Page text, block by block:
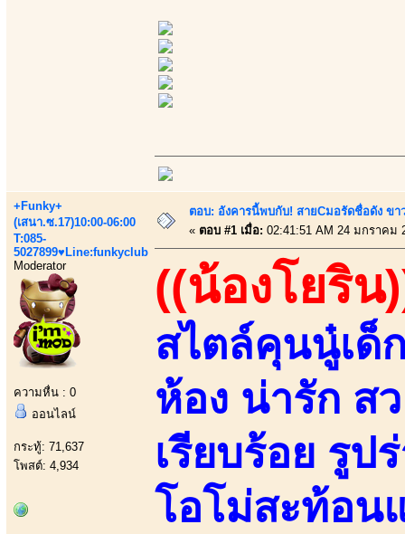
+Funky+
(เสนา.ซ.17)10:00-06:00
T:085-
5027899♥Line:funkyclub
Moderator
ความหื่น : 0
ออนไลน์
กระทู้: 71,637
โพสต์: 4,934
ตอบ: อังคารนี้พบกับ! สายCมอรัดชื่อดัง ขา
« ตอบ #1 เมื่อ: 02:41:51 AM 24 มกราคม
((น้องโยริน
สไตล์คุนนู๋เด็
ห้อง น่ารัก ส
เรียบร้อย รูป
โอโม่สะท้อน